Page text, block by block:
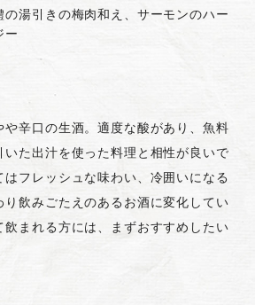
湯引きの梅肉和え、サーモンのハー
ー
や辛口の生酒。適度な酸があり、魚料
いた出汁を使った料理と相性が良いで
フレッシュな味わい、冷囲いになる
り飲みごたえのあるお酒に変化してい
飲まれる方には、まずおすすめしたい